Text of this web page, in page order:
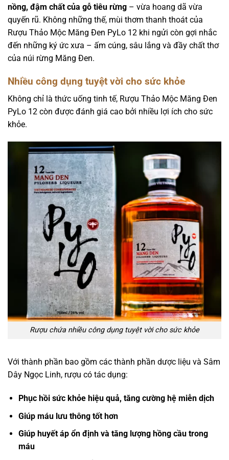
nồng, đậm chất của gỗ tiêu rừng – vừa hoang dã vừa
quyến rũ. Không những thế, mùi thơm thanh thoát của
Rượu Thảo Mộc Măng Đen PyLo 12 khi ngửi còn gợi nhắc
đến những ký ức xưa – ấm cúng, sâu lắng và đầy chất thơ
của núi rừng Măng Đen.
Nhiều công dụng tuyệt vời cho sức khỏe
Không chỉ là thức uống tinh tế, Rượu Thảo Mộc Măng Đen
PyLo 12 còn được đánh giá cao bởi nhiều lợi ích cho sức
khỏe.
Rượu chứa nhiều công dụng tuyệt vời cho sức khỏe
Với thành phần bao gồm các thành phần dược liệu và Sâm
Dây Ngọc Linh, rượu có tác dụng:
Phục hồi sức khỏe hiệu quả, tăng cường hệ miễn dịch
Giúp máu lưu thông tốt hơn
Giúp huyết áp ổn định và tăng lượng hồng cầu trong
máu